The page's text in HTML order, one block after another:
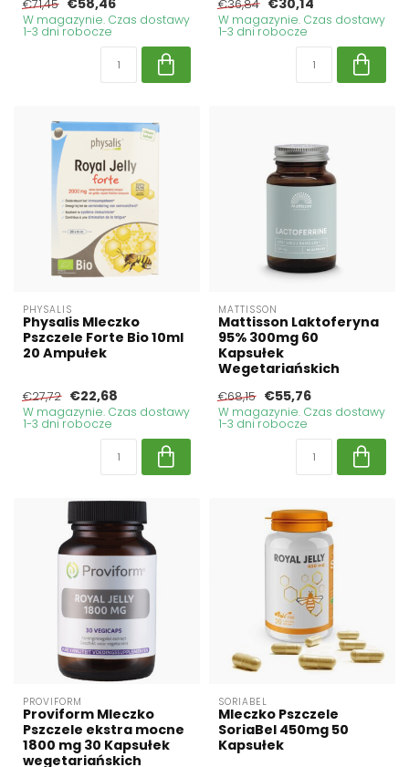
€71,45 €58,46
W magazynie. Czas dostawy
1-3 dni robocze
€36,84 €30,14
W magazynie. Czas dostawy
1-3 dni robocze
PHYSALIS
Physalis Mleczko
Pszczele Forte Bio 10ml
20 Ampułek
€27,72 €22,68
W magazynie. Czas dostawy
1-3 dni robocze
MATTISSON
Mattisson Laktoferyna
95% 300mg 60
Kapsułek
Wegetariańskich
€68,15 €55,76
W magazynie. Czas dostawy
1-3 dni robocze
PROVIFORM
Proviform Mleczko
Pszczele ekstra mocne
1800 mg 30 Kapsułek
wegetariańskich
SORIABEL
Mleczko Pszczele
SoriaBel 450mg 50
Kapsułek